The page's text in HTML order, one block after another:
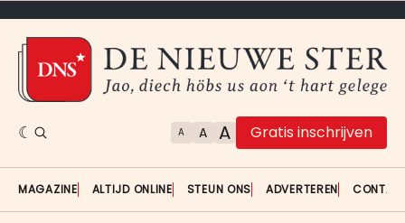
A A A Gratis inschrijven
MAGAZINE ALTIJD ONLINE STEUN ONS ADVERTEREN